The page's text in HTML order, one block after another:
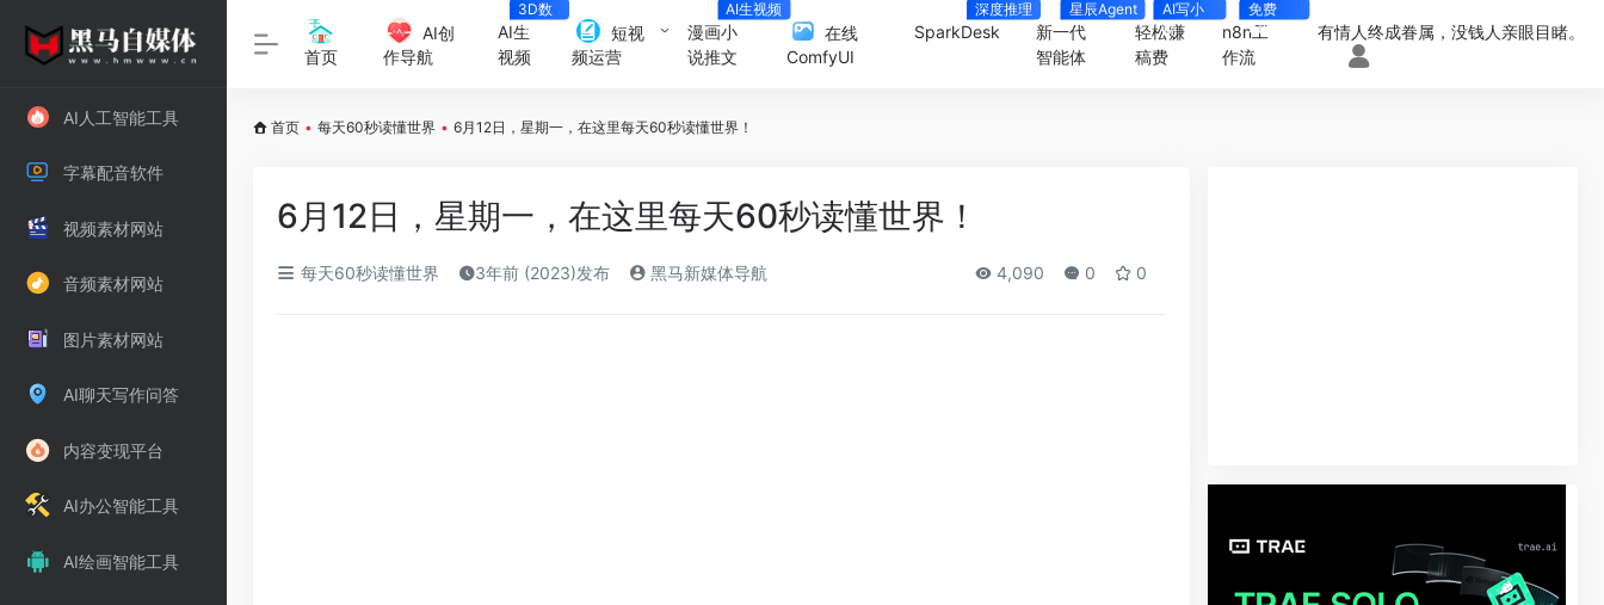
AI人工智能工具
字幕配音软件
视频素材网站
音频素材网站
图片素材网站
AI聊天写作问答
内容变现平台
AI办公智能工具
AI绘画智能工具
首页
AI创
作导航
AI生
视频
3D数
字人
短视
频运营
漫画小
说推文
AI生视频
在线
ComfyUI
SparkDesk
深度推理
新一代
智能体
星辰Agent
轻松赚
稿费
AI写小
说
n8n工
作流
免费
4000+
有情人终成眷属，没钱人亲眼目睹。
首页 • 每天60秒读懂世界 • 6月12日，星期一，在这里每天60秒读懂世界！
6月12日，星期一，在这里每天60秒读懂世界！
每天60秒读懂世界 3年前 (2023)发布 黑马新媒体导航 4,090 0 0